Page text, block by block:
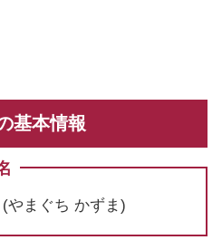
基本情報
やまぐち かずま)